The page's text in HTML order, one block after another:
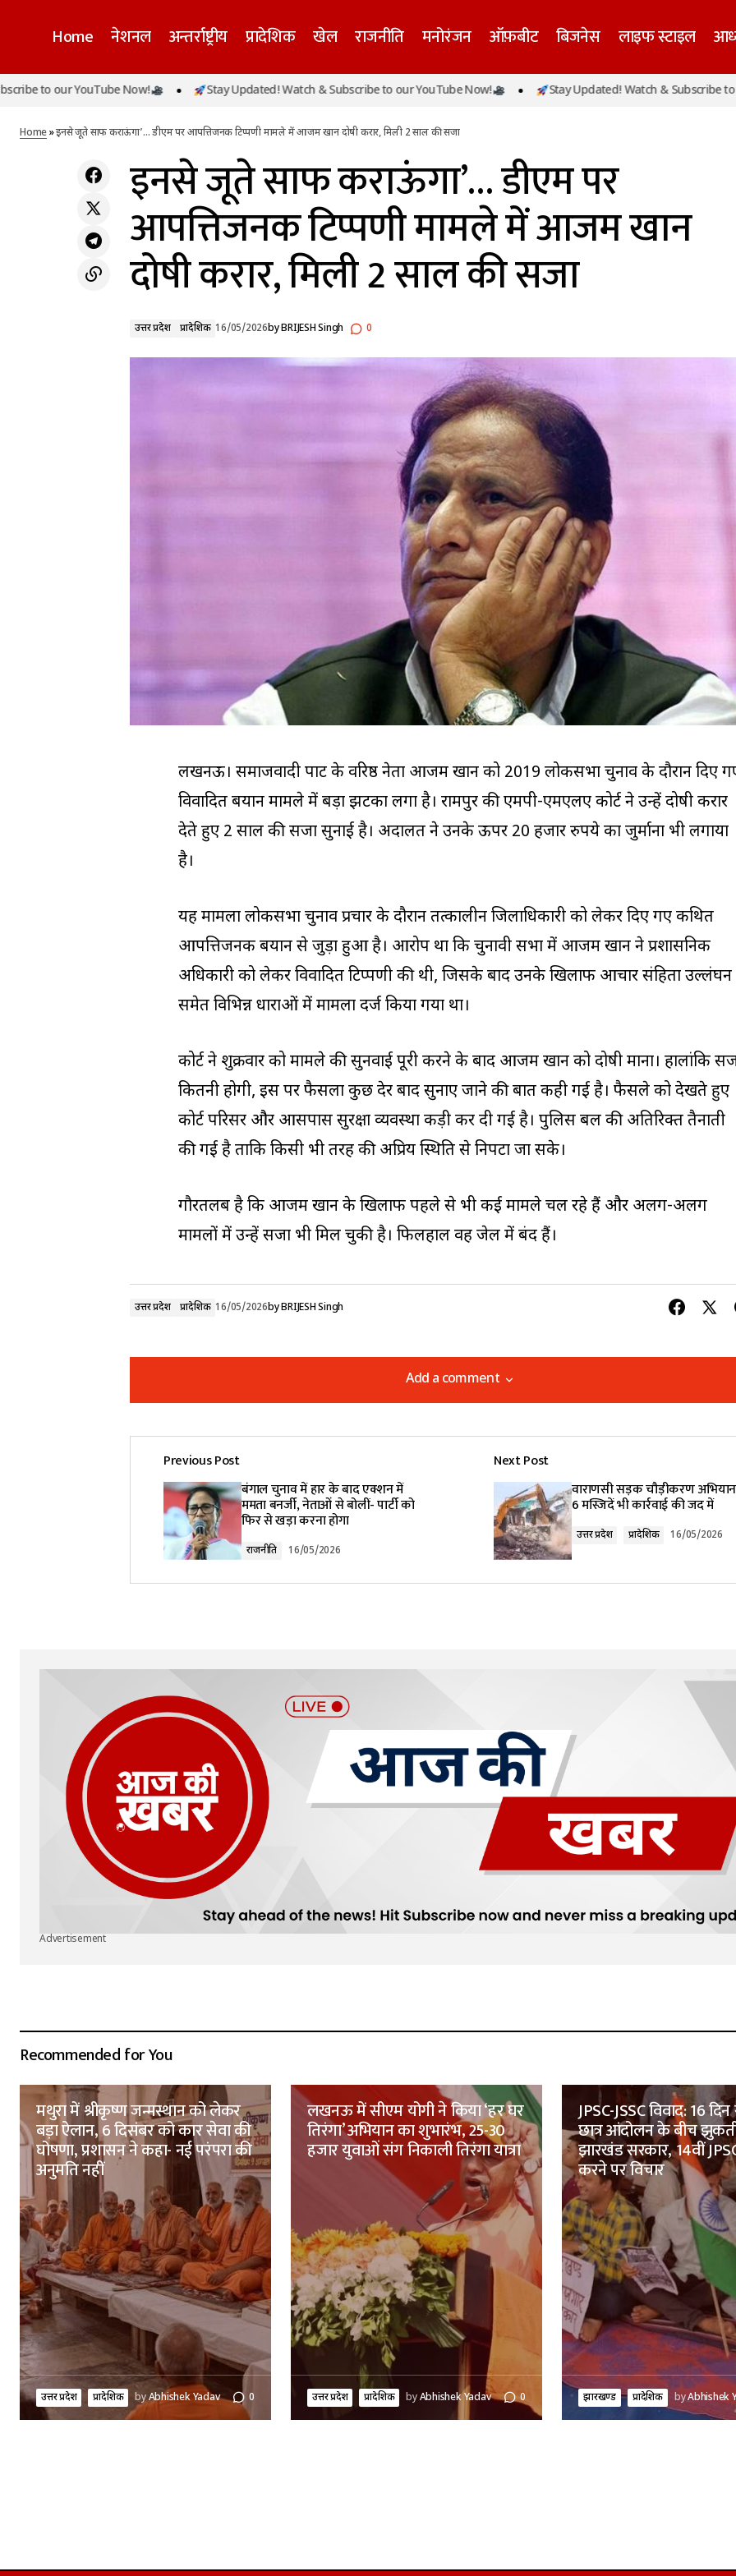
Home नेशनल अन्तर्राष्ट्रीय प्रादेशिक खेल राजनीति मनोरंजन ऑफ़बीट बिजनेस लाइफ स्टाइल
बंगाल चुनाव में हार के बाद एक्शन में ममता बनर्जी,
उत्तर प्रदेश
इनसे जूते साफ कराऊंगा’… डीएम पर आपत्तिजनक टिप्पणी मामले में
our YouTube Now! Stay Updated! Watch & Subscribe to our YouTube Now! Stay Updated! Watch & Subscribe to our
Home»इनसे जूते साफ कराऊंगा’… डीएम पर आपत्तिजनक टिप्पणी मामले में आजम खान दोषी करार, मिली 2 साल की सजा
इनसे जूते साफ कराऊंगा’… डीएम पर
आपत्तिजनक टिप्पणी मामले में आजम खान
दोषी करार, मिली 2 साल की सजा
उत्तर प्रदेश प्रादेशिक 16/05/2026byBRIJESH Singh 0
लखनऊ। समाजवादी पार्टी के वरिष्ठ नेता आजम खान को 2019 लोकसभा चुनाव के दौरान दिए
विवादित बयान मामले में बड़ा झटका लगा है। रामपुर की एमपी-एमएलए कोर्ट ने उन्हें दोषी करार
देते हुए 2 साल की सजा सुनाई है। अदालत ने उनके ऊपर 20 हजार रुपये का जुर्माना भी लगाया
है।
यह मामला लोकसभा चुनाव प्रचार के दौरान तत्कालीन जिलाधिकारी को लेकर दिए गए कथित
आपत्तिजनक बयान से जुड़ा हुआ है। आरोप था कि चुनावी सभा में आजम खान ने प्रशासनिक
अधिकारी को लेकर विवादित टिप्पणी की थी, जिसके बाद उनके खिलाफ आचार संहिता उल्लंघन
समेत विभिन्न धाराओं में मामला दर्ज किया गया था।
कोर्ट ने शुक्रवार को मामले की सुनवाई पूरी करने के बाद आजम खान को दोषी माना। हालांकि
कितनी होगी, इस पर फैसला कुछ देर बाद सुनाए जाने की बात कही गई है। फैसले को देखते हुए
कोर्ट परिसर और आसपास सुरक्षा व्यवस्था कड़ी कर दी गई है। पुलिस बल की अतिरिक्त तैनाती
की गई है ताकि किसी भी तरह की अप्रिय स्थिति से निपटा जा सके।
गौरतलब है कि आजम खान के खिलाफ पहले से भी कई मामले चल रहे हैं और अलग-अलग
मामलों में उन्हें सजा भी मिल चुकी है। फिलहाल वह जेल में बंद हैं।
उत्तर प्रदेश प्रादेशिक 16/05/2026byBRIJESH Singh
Add a comment
Add a comment
Your email address will not be published. Required fields are marked
Comment*
Previous Post
बंगाल चुनाव में हार के बाद एक्शन में
ममता बनर्जी, नेताओं से बोलीं- पार्टी को
फिर से खड़ा करना होगा
राजनीति 16/05/2026
Next Post
वाराणसी सड़क चौड़ीकरण
6 मस्जिदें भी कार्रवाई की जद में
उत्तर प्रदेश प्रादेशिक 16/05/2026
Advertisement
Recommended for You
मथुरा में श्रीकृष्ण जन्मस्थान को लेकर
बड़ा ऐलान, 6 दिसंबर को कार सेवा की
घोषणा, प्रशासन ने कहा- नई परंपरा की
अनुमति नहीं
उत्तर प्रदेश प्रादेशिक byAbhishek Yadav 0
लखनऊ में सीएम योगी ने किया ‘हर घर
तिरंगा’ अभियान का शुभारंभ, 25-30
हजार युवाओं संग निकाली तिरंगा यात्रा
उत्तर प्रदेश प्रादेशिक byAbhishek Yadav 0
JPSC-JSSC विवाद: 16
छात्र आंदोलन के बीच
झारखंड सरकार, 14वीं
करने पर विचार
झारखण्ड प्रादेशिक byAbhishek